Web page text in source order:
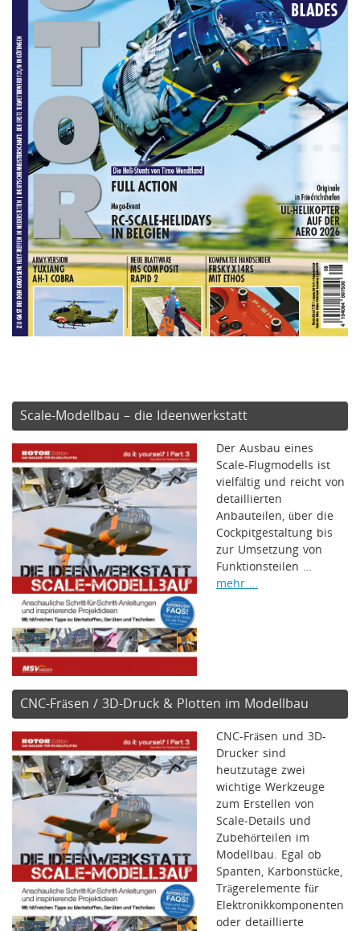
Scale-Modellbau – die Ideenwerkstatt
Der Ausbau eines
Scale-Flugmodells ist
vielfältig und reicht von
detaillierten
Anbauteilen, über die
Cockpitgestaltung bis
zur Umsetzung von
Funktionsteilen …
mehr …
CNC-Fräsen / 3D-Druck & Plotten im Modellbau
CNC-Fräsen und 3D-
Drucker sind
heutzutage zwei
wichtige Werkzeuge
zum Erstellen von
Scale-Details und
Zubehörteilen im
Modellbau. Egal ob
Spanten, Karbonstücke,
Trägerelemente für
Elektronikkomponenten
oder detaillierte